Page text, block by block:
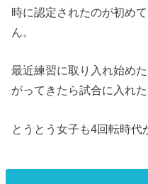
時に認定されたのが初め
ん。
最近練習に取り入れ始め
がってきたら試合に入れ
とうとう女子も4回転時代